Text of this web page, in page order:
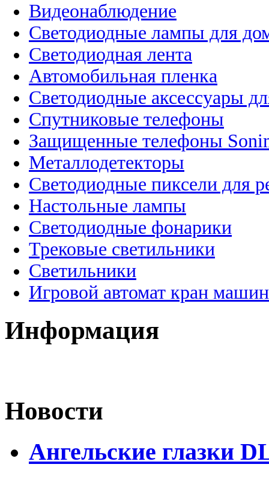
Видеонаблюдение
Светодиодные лампы для
Светодиодная лента
Автомобильная пленка
Светодиодные аксессуары
Спутниковые телефоны
Защищенные телефоны
Металлодетекторы
Светодиодные пиксели для
Настольные лампы
Светодиодные фонарики
Трековые светильники
Светильники
Игровой автомат кран
Информация
Новости
Ангельские глазки